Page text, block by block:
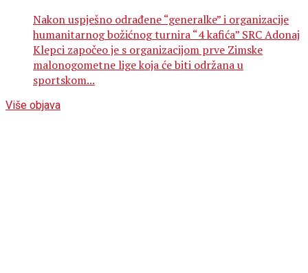
Nakon uspješno odrađene “generalke” i organizacije
humanitarnog božićnog turnira “4 kafića” SRC Adonaj
Klepci započeo je s organizacijom prve Zimske
malonogometne lige koja će biti održana u
sportskom...
Više objava